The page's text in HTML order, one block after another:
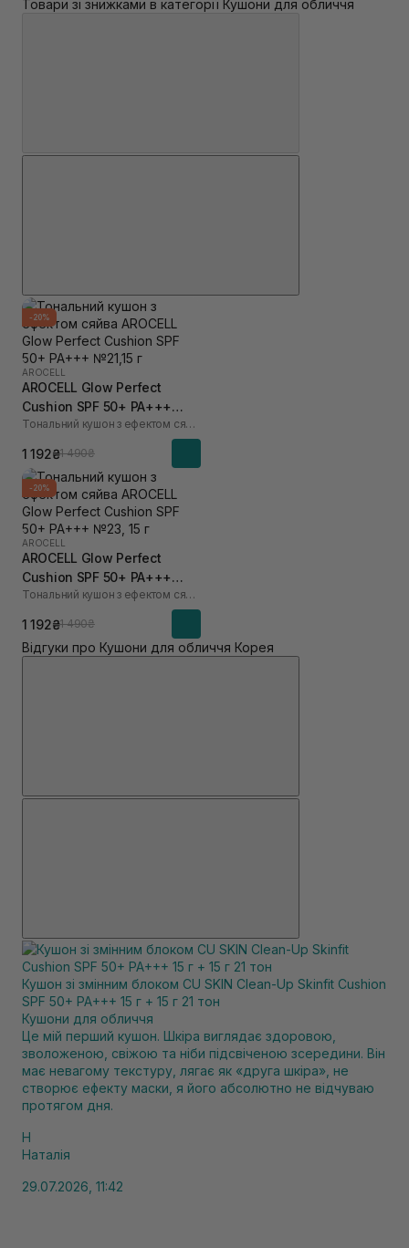
Товари зі знижками в категорії Кушони для обличчя
-20%
AROCELL
AROCELL Glow Perfect
Cushion SPF 50+ PA+++
№21,15 г
Тональний кушон з ефектом сяйва
1 192₴1 490₴
-20%
AROCELL
AROCELL Glow Perfect
Cushion SPF 50+ PA+++
№23, 15 г
Тональний кушон з ефектом сяйва
1 192₴1 490₴
Відгуки про Кушони для обличчя Корея
Кушон зі змінним блоком CU SKIN Clean-Up Skinfit Cushion
SPF 50+ PA+++ 15 г + 15 г 21 тон
Кушони для обличчя
Це мій перший кушон. Шкіра виглядає здоровою,
зволоженою, свіжою та ніби підсвіченою зсередини. Він
має невагому текстуру, лягає як «друга шкіра», не
створює ефекту маски, я його абсолютно не відчуваю
протягом дня.
Н
Наталія
29.07.2026, 11:42